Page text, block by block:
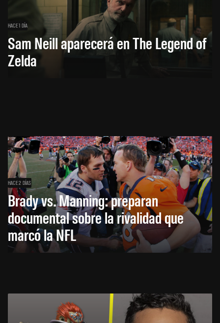
HACE 1 DÍA
Sam Neill aparecerá en The Legend of
Zelda
HACE 2 DÍAS
Brady vs. Manning: preparan
documental sobre la rivalidad que
marcó la NFL